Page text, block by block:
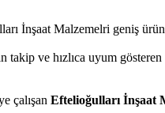
İnşaat Malzemelri geniş
ve hızlıca uyum
çalışan Eftelioğulları İnşaat